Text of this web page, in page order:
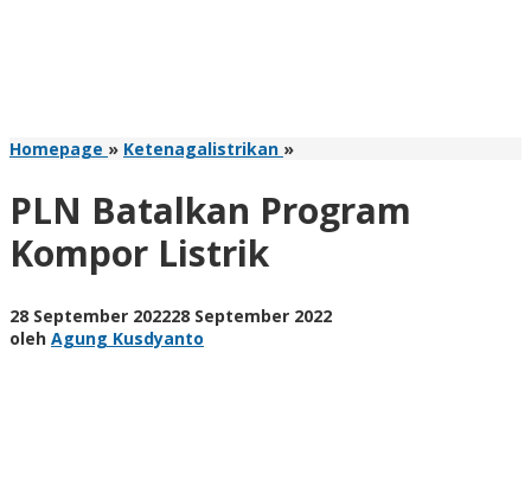
Homepage » Ketenagalistrikan »PLN
Kompor
Listrik
PLN Batalkan Program
Kompor Listrik
28 September 202228 September 2022oleh
oleh Agung Kusdyanto